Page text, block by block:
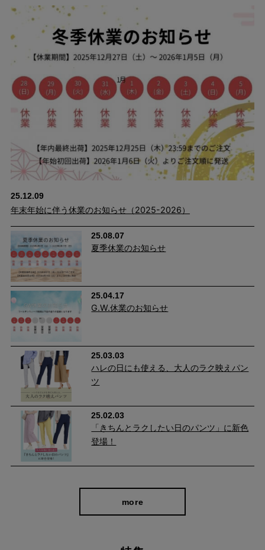
カジュアルスタイルのメインアイテムとして是非取り入れたいア
イテムです！
ボリューム感のあるニットはもちろん、カットソーやブラウスと
の相性も◎
cafeからtabiまで、日常を上質に
自分に似合うものを知っている人、年齢を重ねるごとに輝く
日常と分けず、近所のカフェで過ごす日常も、ふらっと楽し
む旅行先でも、快適に過ごすための商品づくりを目指してい
25.12.09
年末年始に伴う休業のお知らせ（2025-2026）
25.08.07
夏季休業のお知らせ
25.04.17
G.W.休業のお知らせ
25.03.03
ハレの日にも使える、大人のラク映えパン
ツ
25.02.03
「きちんとラクしたい日のパンツ」に新色
登場！
more